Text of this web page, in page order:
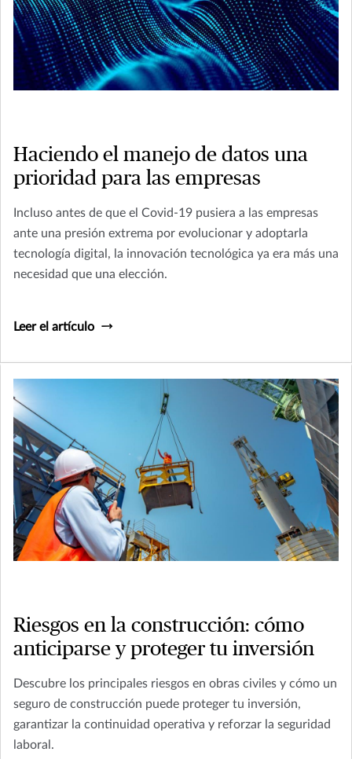
Haciendo el manejo de datos una
prioridad para las empresas
Incluso antes de que el Covid-19 pusiera a las empresas
ante una presión extrema por evolucionar y adoptarla
tecnología digital, la innovación tecnológica ya era más una
necesidad que una elección.
Leer el artículo
Riesgos en la construcción: cómo
anticiparse y proteger tu inversión
Descubre los principales riesgos en obras civiles y cómo un
seguro de construcción puede proteger tu inversión,
garantizar la continuidad operativa y reforzar la seguridad
laboral.